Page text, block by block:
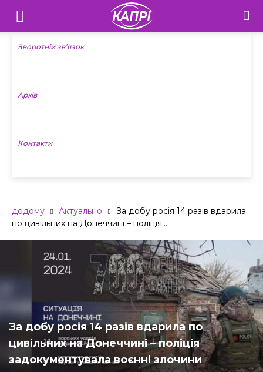
Телебачення
«Капрі»
Новини
Зворотній зв’язок
Архів
Контакти
додому Актуально
За добу росія 14 разів вдарила
по цивільних на Донеччині – поліція...
За добу росія 14 разів вдарила по
цивільних на Донеччині – поліція
задокументувала воєнні злочини